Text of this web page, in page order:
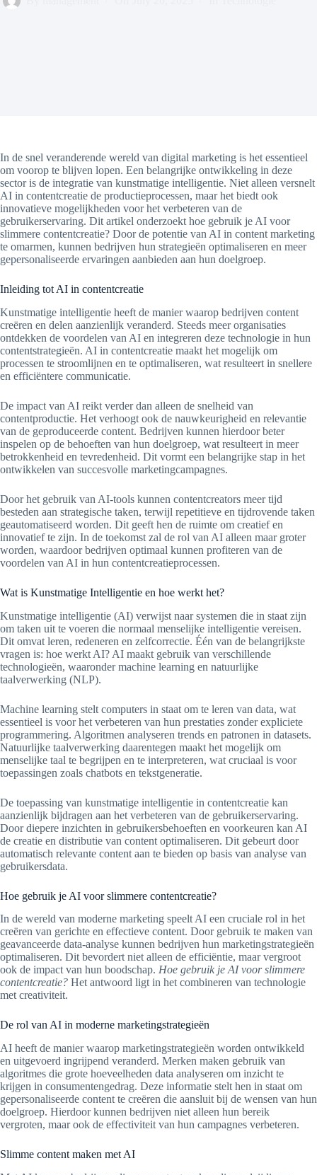
In de snel veranderende wereld van digital marketing is het essentieel
om voorop te blijven lopen. Een belangrijke ontwikkeling in deze
sector is de integratie van kunstmatige intelligentie. Niet alleen versnelt
AI in contentcreatie de productieprocessen, maar het biedt ook
innovatieve mogelijkheden voor het verbeteren van de
gebruikerservaring. Dit artikel onderzoekt hoe gebruik je AI voor
slimmere contentcreatie? Door de potentie van AI in content marketing
te omarmen, kunnen bedrijven hun strategieën optimaliseren en meer
gepersonaliseerde ervaringen aanbieden aan hun doelgroep.
Inleiding tot AI in contentcreatie
Kunstmatige intelligentie heeft de manier waarop bedrijven content
creëren en delen aanzienlijk veranderd. Steeds meer organisaties
ontdekken de voordelen van AI en integreren deze technologie in hun
contentstrategieën. AI in contentcreatie maakt het mogelijk om
processen te stroomlijnen en te optimaliseren, wat resulteert in snellere
en efficiëntere communicatie.
De impact van AI reikt verder dan alleen de snelheid van
contentproductie. Het verhoogt ook de nauwkeurigheid en relevantie
van de geproduceerde content. Bedrijven kunnen hierdoor beter
inspelen op de behoeften van hun doelgroep, wat resulteert in meer
betrokkenheid en tevredenheid. Dit vormt een belangrijke stap in het
ontwikkelen van succesvolle marketingcampagnes.
Door het gebruik van AI-tools kunnen contentcreators meer tijd
besteden aan strategische taken, terwijl repetitieve en tijdrovende taken
geautomatiseerd worden. Dit geeft hen de ruimte om creatief en
innovatief te zijn. In de toekomst zal de rol van AI alleen maar groter
worden, waardoor bedrijven optimaal kunnen profiteren van de
voordelen van AI in hun contentcreatieprocessen.
Wat is Kunstmatige Intelligentie en hoe werkt het?
Kunstmatige intelligentie (AI) verwijst naar systemen die in staat zijn
om taken uit te voeren die normaal menselijke intelligentie vereisen.
Dit omvat leren, redeneren en zelfcorrectie. Één van de belangrijkste
vragen is: hoe werkt AI? AI maakt gebruik van verschillende
technologieën, waaronder machine learning en natuurlijke
taalverwerking (NLP).
Machine learning stelt computers in staat om te leren van data, wat
essentieel is voor het verbeteren van hun prestaties zonder expliciete
programmering. Algoritmen analyseren trends en patronen in datasets.
Natuurlijke taalverwerking daarentegen maakt het mogelijk om
menselijke taal te begrijpen en te interpreteren, wat cruciaal is voor
toepassingen zoals chatbots en tekstgeneratie.
De toepassing van kunstmatige intelligentie in contentcreatie kan
aanzienlijk bijdragen aan het verbeteren van de gebruikerservaring.
Door diepere inzichten in gebruikersbehoeften en voorkeuren kan AI
de creatie en distributie van content optimaliseren. Dit gebeurt door
automatisch relevante content aan te bieden op basis van analyse van
gebruikersdata.
Hoe gebruik je AI voor slimmere contentcreatie?
In de wereld van moderne marketing speelt AI een cruciale rol in het
creëren van gerichte en effectieve content. Door gebruik te maken van
geavanceerde data-analyse kunnen bedrijven hun marketingstrategieën
optimaliseren. Dit bevordert niet alleen de efficiëntie, maar vergroot
ook de impact van hun boodschap. Hoe gebruik je AI voor slimmere
contentcreatie? Het antwoord ligt in het combineren van technologie
met creativiteit.
De rol van AI in moderne marketingstrategieën
AI heeft de manier waarop marketingstrategieën worden ontwikkeld
en uitgevoerd ingrijpend veranderd. Merken maken gebruik van
algoritmes die grote hoeveelheden data analyseren om inzicht te
krijgen in consumentengedrag. Deze informatie stelt hen in staat om
gepersonaliseerde content te creëren die aansluit bij de wensen van hun
doelgroep. Hierdoor kunnen bedrijven niet alleen hun bereik
vergroten, maar ook de effectiviteit van hun campagnes verbeteren.
Slimme content maken met AI